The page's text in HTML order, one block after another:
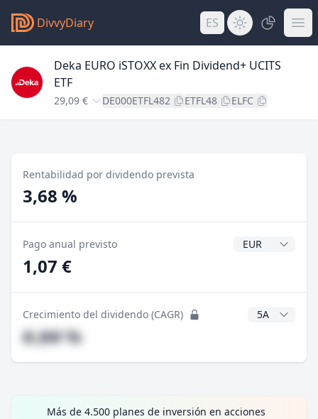
DivvyDiary ES
Deka EURO iSTOXX ex Fin Dividend+ UCITS
ETF
29,09 € DE000ETFL482 ETFL48 ELFC
Rentabilidad por dividendo prevista
3,68 %
Pago anual previsto Divisa del
1,07 €
Crecimiento del dividendo (CAGR) Años CAGR
#,## %
Más de 4.500 planes de inversión en acciones